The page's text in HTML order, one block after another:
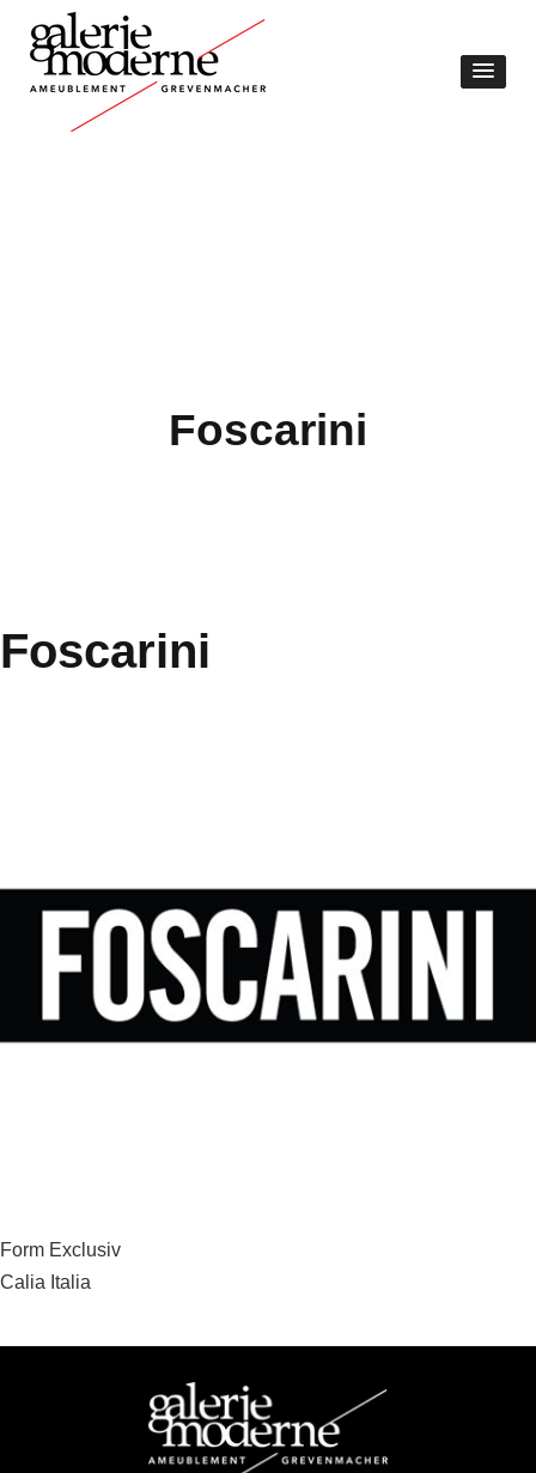
Foscarini
Foscarini
Navigation
de
l’article
Form Exclusiv
Calia Italia